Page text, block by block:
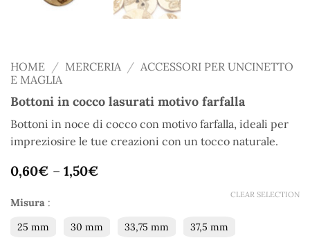
HOME / MERCERIA / ACCESSORI PER UNCINETTO
E MAGLIA
Bottoni in cocco lasurati motivo farfalla
Bottoni in noce di cocco con motivo farfalla, ideali per
impreziosire le tue creazioni con un tocco naturale.
0,60€ – 1,50€
Misura :
25 mm
30 mm 33,75 mm 37,5 mm
CLEAR SELECTION